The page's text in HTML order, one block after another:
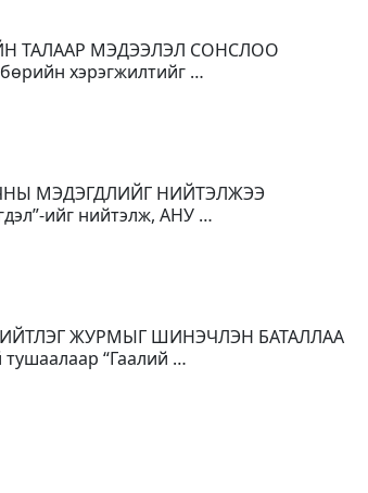
ТАЛААР МЭДЭЭЛЭЛ СОНСЛОО
хэрэгжилтийг …
МЭДЭГДЛИЙГ НИЙТЭЛЖЭЭ
ийг нийтэлж, АНУ …
ЖУРМЫГ ШИНЭЧЛЭН БАТАЛЛАА
“Гаалий …